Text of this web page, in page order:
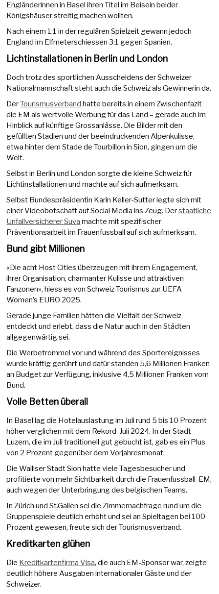
Engländerinnen in Basel ihren Titel im Beisein beider
Königshäuser streitig machen wollten.
Nach einem 1:1 in der regulären Spielzeit gewann jedoch
England im Elfmeterschiessen 3:1 gegen Spanien.
Lichtinstallationen in Berlin und London
Doch trotz des sportlichen Ausscheidens der Schweizer
Nationalmannschaft steht auch die Schweiz als Gewinnerin da.
DerTourismusverband hatte bereits in einem Zwischenfazit
die EM als wertvolle Werbung für das Land – gerade auch im
Hinblick auf künftige Grossanlässe. Die Bilder mit den
gefüllten Stadien und der beeindruckenden Alpenkulisse,
etwa hinter dem Stade de Tourbillon in Sion, gingen um die
Welt.
Selbst in Berlin und London sorgte die kleine Schweiz für
Lichtinstallationen und machte auf sich aufmerksam.
Selbst Bundespräsidentin Karin Keller-Sutter legte sich mit
einer Videobotschaft auf Social Media ins Zeug. Derstaatliche
Unfallversicherer Suva machte mit spezifischer
Präventionsarbeit im Frauenfussball auf sich aufmerksam.
Bund gibt Millionen
«Die acht Host Cities überzeugen mit ihrem Engagement,
ihrer Organisation, charmanter Kulisse und attraktiven
Fanzonen», hiess es von Schweiz Tourismus zur UEFA
Women’s EURO 2025.
Gerade junge Familien hätten die Vielfalt der Schweiz
entdeckt und erlebt, dass die Natur auch in den Städten
allgegenwärtig sei.
Die Werbetrommel vor und während des Sportereignisses
wurde kräftig gerührt und dafür standen 5,6 Millionen Franken
an Budget zur Verfügung, inklusive 4,5 Millionen Franken vom
Bund.
Volle Betten überall
In Basel lag die Hotelauslastung im Juli rund 5 bis 10 Prozent
höher verglichen mit dem Rekord-Juli 2024. In der Stadt
Luzern, die im Juli traditionell gut gebucht ist, gab es ein Plus
von 2 Prozent gegenüber dem Vorjahresmonat.
Die Walliser Stadt Sion hatte viele Tagesbesucher und
profitierte von mehr Sichtbarkeit durch die Frauenfussball-EM,
auch wegen der Unterbringung des belgischen Teams.
In Zürich und St.Gallen sei die Zimmernachfrage rund um die
Gruppenspiele deutlich erhöht und sei an Spieltagen bei 100
Prozent gewesen, freute sich der Tourismusverband.
Kreditkarten glühen
Die Kreditkartenfirma Visa, die auch EM-Sponsor war, zeigte
deutlich höhere Ausgaben internationaler Gäste und der
Schweizer.